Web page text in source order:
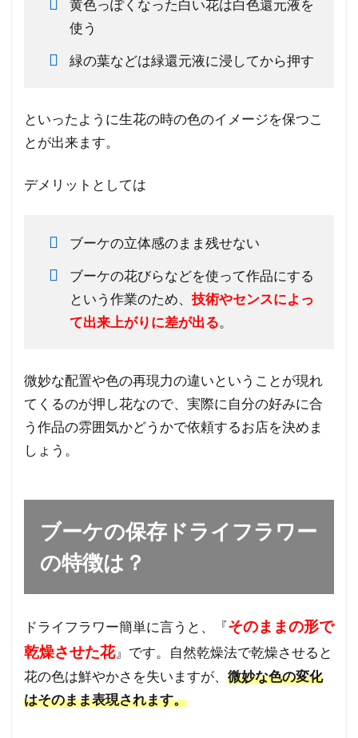
黄色っぽくなった白い花は白色還元液を
使う
緑の葉などは緑還元液に浸してから押す
といったように生花の時の色のイメージを保つこ
とが出来ます。
デメリットとしては
ブーケの立体感のまま残せない
ブーケの花びらなどを使って作品にする
という作業のため、技術やセンスによっ
て出来上がりに差が出る。
微妙な配置や色の再現力の違いということが現れ
てくるのが押し花なので、実際に自分の好みに合
う作品の雰囲気かどうかで依頼するお店を決めま
しょう。
ブーケの保存ドライフラワー
の特徴は？
ドライフラワー簡単に言うと、『そのままの形で
乾燥させた花』です。自然乾燥法で乾燥させると
花の色は鮮やかさを失いますが、 微妙な色の変化
はそのまま表現されます。